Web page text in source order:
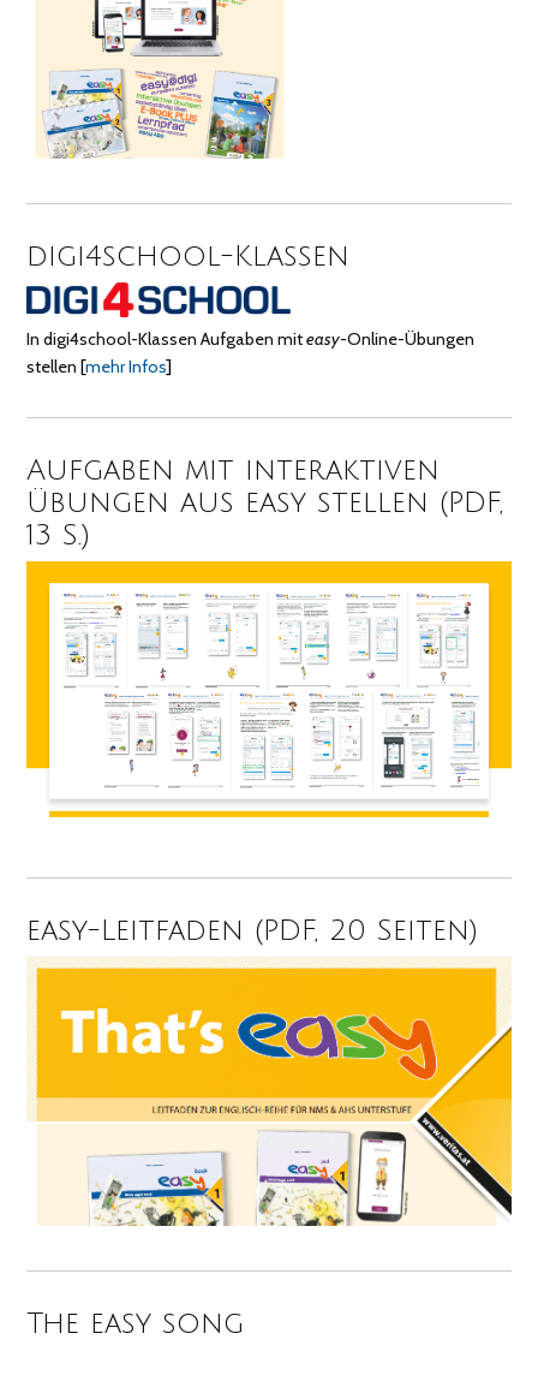
digi4school-Klassen
In digi4school-Klassen Aufgaben miteasy-Online-Übungen
stellen [mehr Infos]
Aufgaben mit interaktiven
Übungen aus easy stellen (PDF,
13 S.)
easy-Leitfaden (PDF, 20 Seiten)
The easy song